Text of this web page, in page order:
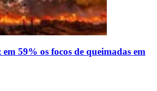
59% os focos de queimadas em